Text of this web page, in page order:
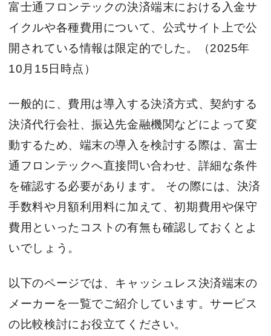
富士通フロンテックの決済端末における入金サ
イクルや各種費用について、公式サイト上で公
開されている情報は限定的でした。（2025年
10月15日時点）
一般的に、費用は導入する決済方式、契約する
決済代行会社、振込先金融機関などによって変
動するため、端末の導入を検討する際は、富士
通フロンテックへ直接問い合わせ、詳細な条件
を確認する必要があります。 その際には、決済
手数料や月額利用料に加えて、初期費用や保守
費用といったコストの有無も確認しておくとよ
いでしょう。
以下のページでは、キャッシュレス決済端末の
メーカーを一覧でご紹介しています。サービス
の比較検討にお役立てください。